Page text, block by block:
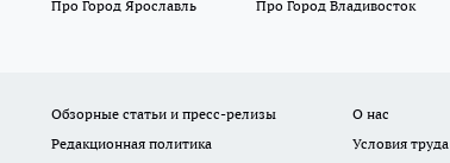
Про Город Ярославль Про Город Владивосток
Обзорные статьи и пресс-релизы О нас
Редакционная политика
Условия труда